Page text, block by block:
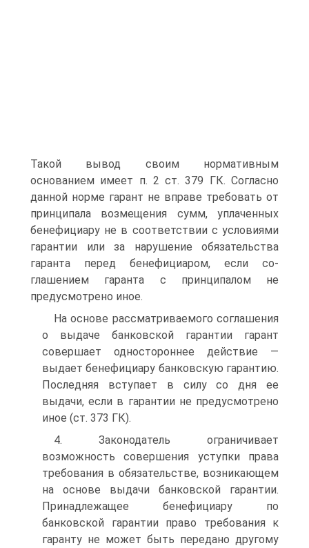
Такой вывод своим нормативным
основанием имеет п. 2 ст. 379 ГК. Согласно
данной норме гарант не вправе требовать от
принципала возмещения сумм, уплаченных
бенефициару не в соответствии с условиями
га­рантии или за нарушение обязательства
гаранта перед бенефициаром, если со­
глашением гаранта с принципалом не
предусмотрено иное.
На основе рассматриваемого соглашения
о выдаче банковской гарантии га­рант
совершает одностороннее действие —
выдает бенефициару банковскую га­рантию.
Последняя вступает в силу со дня ее
выдачи, если в гарантии не преду­смотрено
иное (ст. 373 ГК).
4. Законодатель ограничивает
возможность совершения уступки права
требования в обязательстве, возникающем
на основе выдачи банковской гарантии.
Принадлежащее бенефициару по
банковской гарантии право требования к
гаранту не может быть пере­дано другому